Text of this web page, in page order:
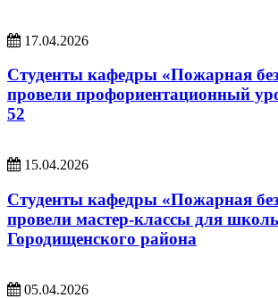
17.04.2026
Студенты кафедры «Пожарная
провели профориентационный
52
15.04.2026
Студенты кафедры «Пожарная
провели мастер-классы для
Городищенского района
05.04.2026